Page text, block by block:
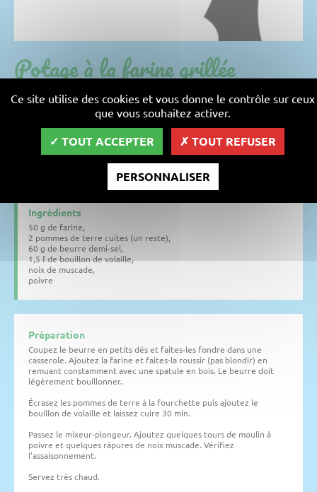
Potage à la farine grillée
(Gerechteni Mehlsup)
Préparation : 10 min - Cuisson : 30 min
recette facile
Ingrédients
50 g de farine,
2 pommes de terre cuites (un reste),
60 g de beurre demi-sel,
1,5 ℓ de bouillon de volaille,
noix de muscade,
poivre
Préparation
Coupez le beurre en petits dés et faites-les fondre dans une
casserole. Ajoutez la farine et faites-la roussir (pas blondir) en
remuant constamment avec une spatule en bois. Le beurre doit
légèrement bouillonner.
Écrasez les pommes de terre à la fourchette puis ajoutez le
bouillon de volaille et laissez cuire 30 min.
Passez le mixeur-plongeur. Ajoutez quelques tours de moulin à
poivre et quelques râpures de noix muscade. Vérifiez
l'assaisonnement.
Servez très chaud.
Ce site utilise des cookies et vous donne le contrôle sur ceux
que vous souhaitez activer.
TOUT ACCEPTER TOUT REFUSER
PERSONNALISER